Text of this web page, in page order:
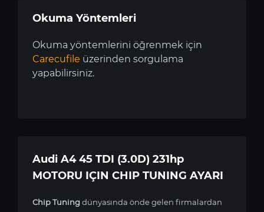
Okuma Yöntemleri
Okuma yöntemlerini öğrenmek için
Carecufile üzerinden sorgulama
yapabilirsiniz.
Audi A4 45 TDI (3.0D) 231hp
MOTORU IÇIN CHIP TUNING AYARI
Chip Tuningdünyasında önde gelen firmalardan